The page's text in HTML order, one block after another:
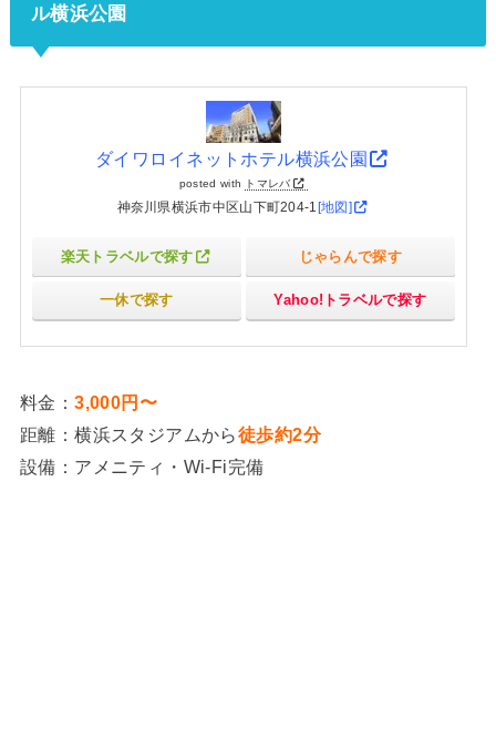
ル横浜公園
ダイワロイネットホテル横浜公園
posted with トマレバ
神奈川県横浜市中区山下町204-1 [地図]
楽天トラベルで探す じゃらんで探す
一休で探す Yahoo!トラベルで探す
料金：3,000円〜
距離：横浜スタジアムから徒歩約2分
設備：アメニティ・Wi-Fi完備